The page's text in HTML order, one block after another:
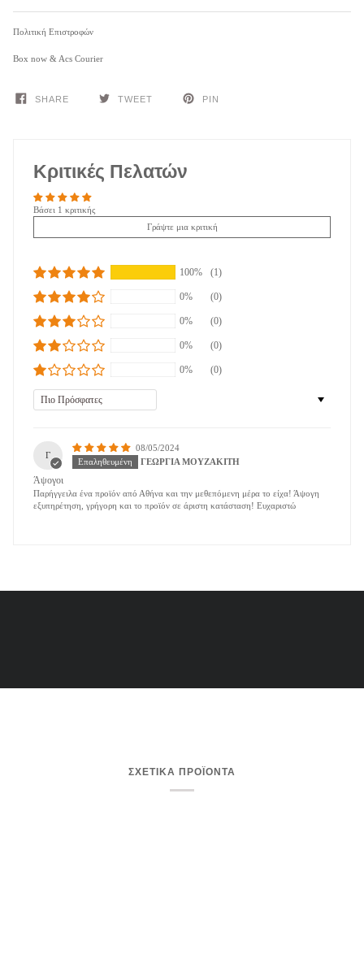
Πολιτική Επιστροφών
Box now & Acs Courier
SHARE TWEET PIN
Κριτικές Πελατών
Βάσει 1 κριτικής
Γράψτε μια κριτική
100% (1)
0% (0)
0% (0)
0% (0)
0% (0)
Sort by
Γ
08/05/2024
ΓΕΩΡΓΙΑ ΜΟΥΖΑΚΙΤΗ
Άψογοι
Παρήγγειλα ένα προϊόν από Αθήνα και την μεθεπόμενη μέρα το είχα! Άψογη
εξυπηρέτηση, γρήγορη και το προϊόν σε άριστη κατάσταση! Ευχαριστώ
ΣΧΕΤΙΚΑ ΠΡΟΪΟΝΤΑ